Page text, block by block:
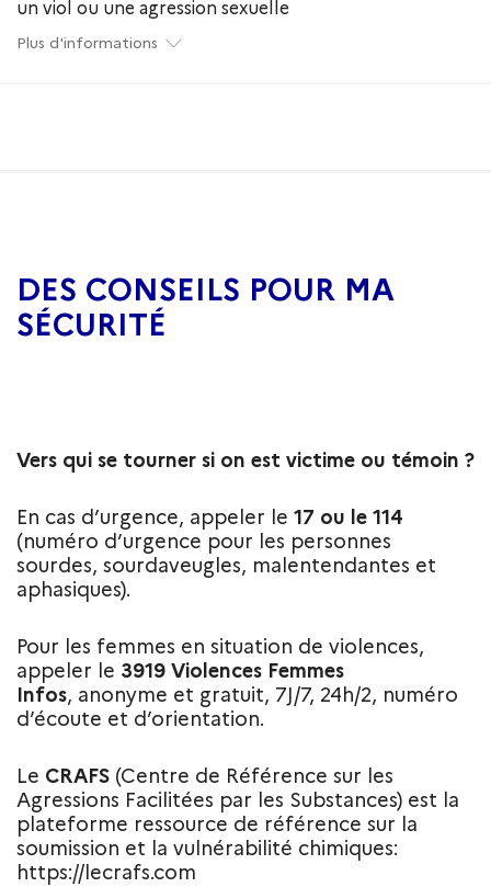
un viol ou une agression sexuelle
Plus d'informations
DES CONSEILS POUR MA
SÉCURITÉ
Vers qui se tourner si on est victime ou témoin ?
En cas d’urgence, appeler le 17 ou le 114
(numéro d’urgence pour les personnes
sourdes, sourdaveugles, malentendantes et
aphasiques).
Pour les femmes en situation de violences,
appeler le 3919 Violences Femmes
Infos, anonyme et gratuit, 7J/7, 24h/2, numéro
d’écoute et d’orientation.
Le CRAFS (Centre de Référence sur les
Agressions Facilitées par les Substances) est la
plateforme ressource de référence sur la
soumission et la vulnérabilité chimiques:
https://lecrafs.com